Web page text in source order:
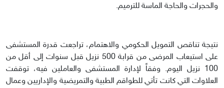
والحجرات والحاجة الماسة للترميم.
نتيجة تناقص التمويل الحكومي والاهتمام، تراجعت قدرة المستشفى
على استيعاب المرضى من قرابة 500 نزيل قبل سنوات إلى أقل من
100 نزيل اليوم. وفقاً لإدارة المستشفى والعاملين فيه، توقفت
العلاوات التي كانت تأتي للطواقم الطبية والتمريضية والإداريين وعمال